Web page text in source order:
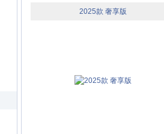
2025款 奢享版